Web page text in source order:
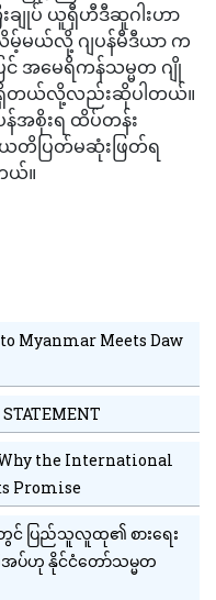
ချုပ် ယူရှီဟီဒီဆူဂါးဟာ
မယ်လို့ ဂျပန်မီဒီယာ က
င် အမေရိကန်သမ္မတ ဂျို
ရှိတယ်လို့လည်းဆိုပါတယ်။
ပန်အစိုးရ ထိပ်တန်း
တိပြတ်မဆုံးဖြတ်ရ
ယ်။
း အလုပ်သမားတွေ အပေါ် အသွာ
မေရိကန်နှင့်တရုတ်အကြား ပဋိ
Myanmar Meets Daw
the International
Promise
ပြည်သူလူထု၏ စားရေး
အပ်ဟု နိုင်ငံတော်သမ္မတ